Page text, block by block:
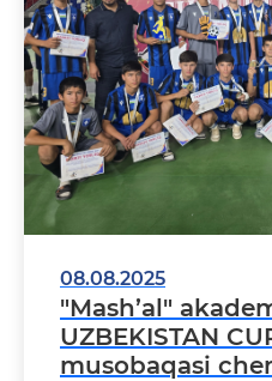
08.08.2025
"Mash’al"
UZBEKISTAN
musobaqasi